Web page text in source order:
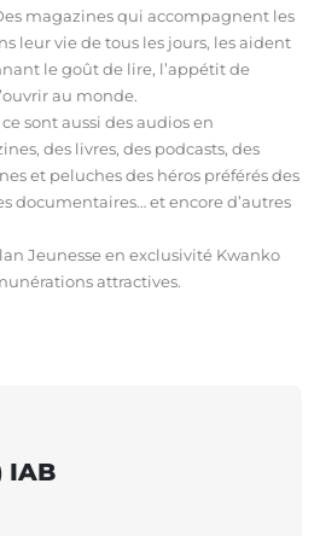
magazines qui accompagnent les
leur vie de tous les jours, les aident
le goût de lire, l’appétit de
au monde.
sont aussi des audios en
des livres, des podcasts, des
et peluches des héros préférés des
documentaires… et encore d’autres
Jeunesse en exclusivité Kwanko
attractives.
IAB